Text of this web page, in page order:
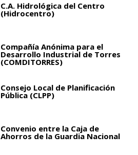
C.A. Hidrológica del Centro
(Hidrocentro)
Compañía Anónima para el
Desarrollo Industrial de Torres
(COMDITORRES)
Consejo Local de Planificación
Pública (CLPP)
Convenio entre la Caja de
Ahorros de la Guardia Nacional